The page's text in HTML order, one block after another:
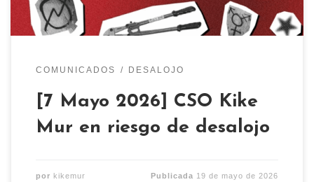
[…]
COMUNICADOS DESALOJO
[7 Mayo 2026] CSO Kike
Mur en riesgo de desalojo
por kikemur Publicada 19 de mayo de 2026